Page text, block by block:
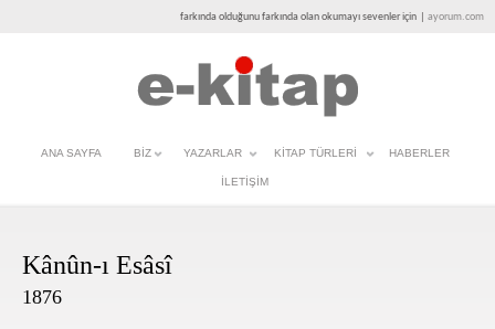
farkında olduğunu farkında olan okumayı sevenler için ayorum.com
ANA SAYFA BIZ YAZARLAR KITAP TÜRLERI HABERLER
İLETIŞIM
Kânûn-ı Esâsî
1876